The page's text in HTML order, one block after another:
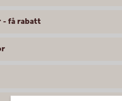
- få rabatt